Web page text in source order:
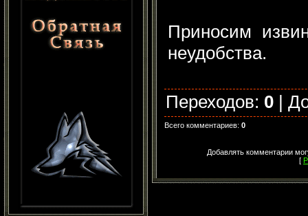
Приносим
неудобства.
Переходов: 0 |
Всего комментариев: 0
Добавлять комментарии
[